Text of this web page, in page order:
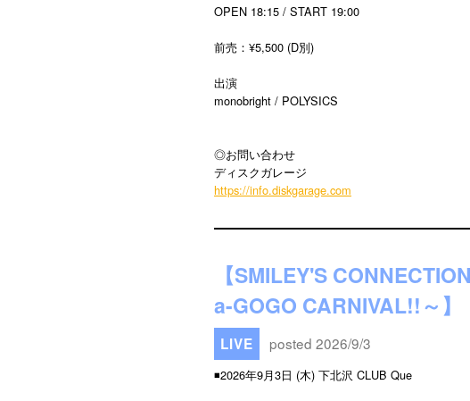
OPEN 18:15 / START 19:00
前売：¥5,500 (D別)
出演
monobright / POLYSICS
◎お問い合わせ
ディスクガレージ
https://info.diskgarage.com
【SMILEY'S
a-GOGO CARNIVAL!!～】
LIVE posted 2026/9/3
◾️2026年9月3日 (木) 下北沢 CLUB Que